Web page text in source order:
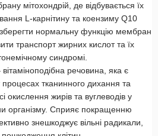
мітохондрій, де відбувається їх
L-карнітину та коензиму Q10
зберегти нормальну функцію мембран
транспорт жирних кислот та їх
синдромі.
вітаміноподібна речовина, яка є
тканинного дихання та
окислення жирів та вуглеводів у
організму. Сприяє покращенню
знешкоджує вільні радикали,